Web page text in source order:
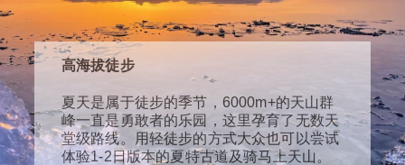
高海拔徒步
夏天是属于徒步的季节，6000m+的天⼭群
峰⼀直是勇敢者的乐园，这⾥孕育了⽆数天
堂级路线。⽤轻徒步的⽅式⼤众也可以尝试
体验1-2⽇版本的夏特古道及骑⻢上天⼭。